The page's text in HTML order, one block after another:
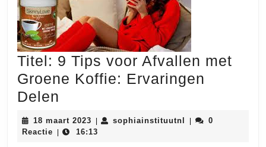
Titel: 9 Tips voor Afvallen met
Groene Koffie: Ervaringen
Delen
9
Tips
18 maart 2023 18
maart
sophiainstituutnl sophiainstituutnl
0
Reactie
16:13